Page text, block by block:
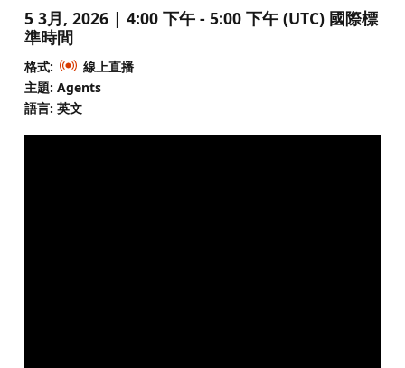
5 3月, 2026 | 4:00 下午 - 5:00 下午 (UTC) 國際標
準時間
格式:
線上直播
主題: Agents
語言: 英文